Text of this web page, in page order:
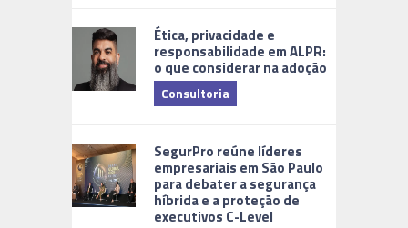
Ética, privacidade e
responsabilidade em ALPR:
o que considerar na adoção
Consultoria
SegurPro reúne líderes
empresariais em São Paulo
para debater a segurança
híbrida e a proteção de
executivos C-Level